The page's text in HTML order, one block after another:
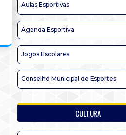
Aulas Esportivas
Agenda Esportiva
Jogos Escolares
Conselho Municipal de Esportes
CULTURA